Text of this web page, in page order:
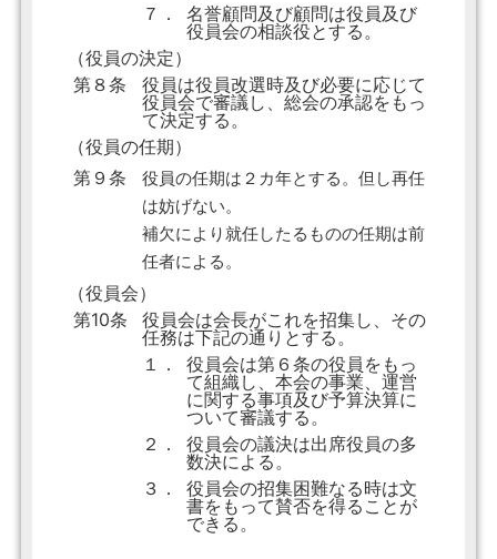
７．
名誉顧問及び顧問は役員及び
役員会の相談役とする。
（役員の決定）
第８条
役員は役員改選時及び必要に応じて
役員会で審議し、総会の承認をもっ
て決定する。
（役員の任期）
第９条
役員の任期は２カ年とする。但し再任
は妨げない。
補欠により就任したるものの任期は前
任者による。
（役員会）
第10条
役員会は会長がこれを招集し、その
任務は下記の通りとする。
１．
役員会は第６条の役員をもっ
て組織し、本会の事業、運営
に関する事項及び予算決算に
ついて審議する。
２．
役員会の議決は出席役員の多
数決による。
３．
役員会の招集困難なる時は文
書をもって賛否を得ることが
できる。